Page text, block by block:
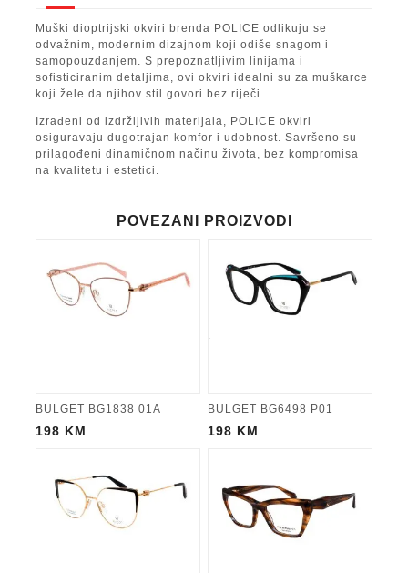
Muški dioptrijski okviri brenda POLICE odlikuju se
odvažnim, modernim dizajnom koji odiše snagom i
samopouzdanjem. S prepoznatljivim linijama i
sofisticiranim detaljima, ovi okviri idealni su za muškarce
koji žele da njihov stil govori bez riječi.
Izrađeni od izdržljivih materijala, POLICE okviri
osiguravaju dugotrajan komfor i udobnost. Savršeno su
prilagođeni dinamičnom načinu života, bez kompromisa
na kvalitetu i estetici.
POVEZANI PROIZVODI
BULGET BG1838 01A
198 KM
BULGET BG6498 P01
198 KM